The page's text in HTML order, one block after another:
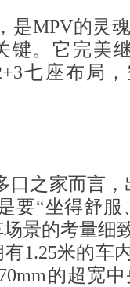
MPV的灵魂
键。它完美
七座布局
之家而言，
要“坐得舒
景的考量细
1.25米的车
的超宽